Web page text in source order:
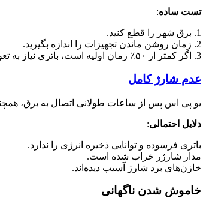
تست ساده:
1. برق شهر را قطع کنید.
2. زمان روشن ماندن تجهیزات را اندازه بگیرید.
3. اگر کمتر از ۵۰٪ زمان اولیه است، باتری نیاز به تعویض دارد.
عدم شارژ کامل
یو پی اس پس از ساعات طولانی اتصال به برق،
دلایل احتمالی:
باتری فرسوده و توانایی ذخیره انرژی را ندارد.
مدار شارژر خراب شده است.
خازن‌های برد شارژ آسیب دیده‌اند.
خاموش شدن ناگهانی